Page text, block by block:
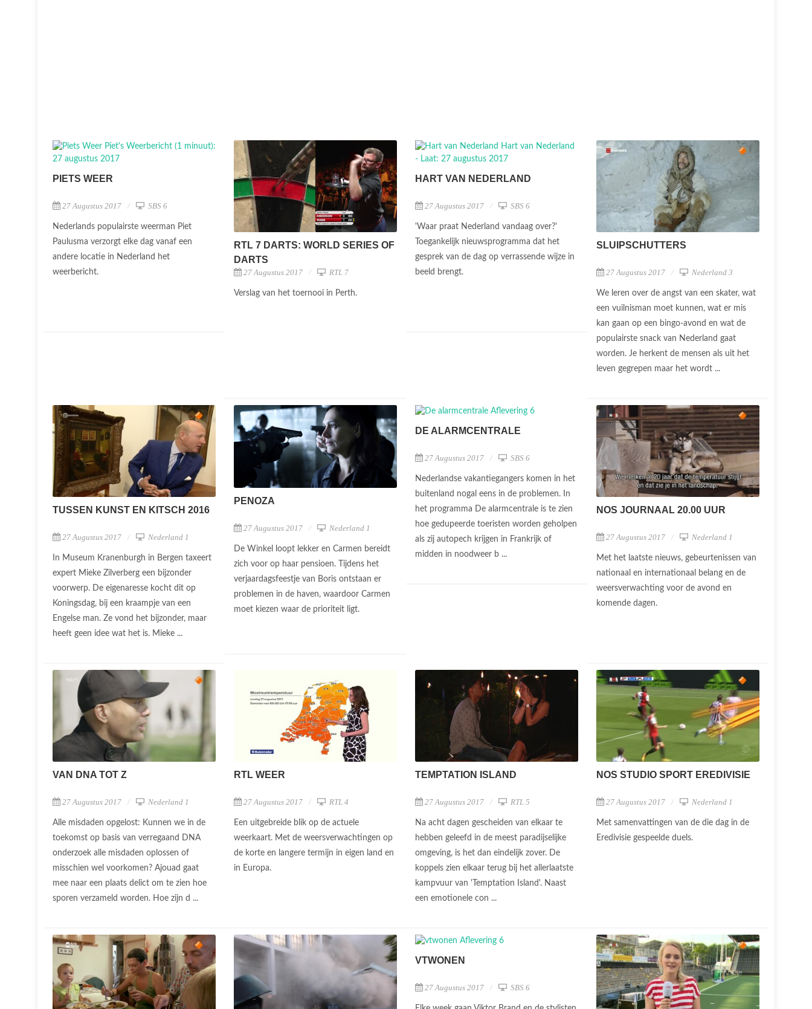
PIETS WEER
27 Augustus 2017 SBS 6
Nederlands populairste weerman Piet
Paulusma verzorgt elke dag vanaf een
andere locatie in Nederland het
weerbericht.
RTL 7 DARTS: WORLD SERIES OF
DARTS
27 Augustus 2017 RTL 7
Verslag van het toernooi in Perth.
HART VAN NEDERLAND
27 Augustus 2017 SBS 6
'Waar praat Nederland vandaag over?'
Toegankelijk nieuwsprogramma dat het
gesprek van de dag op verrassende wijze in
beeld brengt.
SLUIPSCHUTTERS
27 Augustus 2017 Nederland 3
We leren over de angst van een skater, wat
een vuilnisman moet kunnen, wat er mis
kan gaan op een bingo-avond en wat de
populairste snack van Nederland gaat
worden. Je herkent de mensen als uit het
leven gegrepen maar het wordt ...
TUSSEN KUNST EN KITSCH 2016
27 Augustus 2017 Nederland 1
In Museum Kranenburgh in Bergen taxeert
expert Mieke Zilverberg een bijzonder
voorwerp. De eigenaresse kocht dit op
Koningsdag, bij een kraampje van een
Engelse man. Ze vond het bijzonder, maar
heeft geen idee wat het is. Mieke ...
PENOZA
27 Augustus 2017 Nederland 1
De Winkel loopt lekker en Carmen bereidt
zich voor op haar pensioen. Tijdens het
verjaardagsfeestje van Boris ontstaan er
problemen in de haven, waardoor Carmen
moet kiezen waar de prioriteit ligt.
DE ALARMCENTRALE
27 Augustus 2017 SBS 6
Nederlandse vakantiegangers komen in het
buitenland nogal eens in de problemen. In
het programma De alarmcentrale is te zien
hoe gedupeerde toeristen worden geholpen
als zij autopech krijgen in Frankrijk of
midden in noodweer b ...
NOS JOURNAAL 20.00 UUR
27 Augustus 2017 Nederland 1
Met het laatste nieuws, gebeurtenissen van
nationaal en internationaal belang en de
weersverwachting voor de avond en
komende dagen.
VAN DNA TOT Z
27 Augustus 2017 Nederland 1
Alle misdaden opgelost: Kunnen we in de
toekomst op basis van verregaand DNA
onderzoek alle misdaden oplossen of
misschien wel voorkomen? Ajouad gaat
mee naar een plaats delict om te zien hoe
sporen verzameld worden. Hoe zijn d ...
RTL WEER
27 Augustus 2017 RTL 4
Een uitgebreide blik op de actuele
weerkaart. Met de weersverwachtingen op
de korte en langere termijn in eigen land en
in Europa.
TEMPTATION ISLAND
27 Augustus 2017 RTL 5
Na acht dagen gescheiden van elkaar te
hebben geleefd in de meest paradijselijke
omgeving, is het dan eindelijk zover. De
koppels zien elkaar terug bij het allerlaatste
kampvuur van 'Temptation Island'. Naast
een emotionele con ...
NOS STUDIO SPORT EREDIVISIE
27 Augustus 2017 Nederland 1
Met samenvattingen van de die dag in de
Eredivisie gespeelde duels.
VTWONEN
27 Augustus 2017 SBS 6